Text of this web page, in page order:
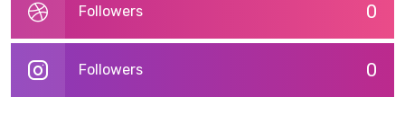
0
Followers
0
Followers